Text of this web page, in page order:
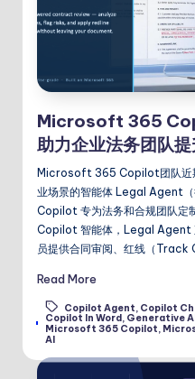
Microsoft 365
助力企业法务团队
Microsoft 365 Copilot团队近
业场景的智能体 Legal Agent
Copilot 专为法务和合规团队定
Copilot 智能体，Legal Agent
员提供合同审阅、红线（Track
Read More
Tags:
Copilot Agent Copilot
Copilot In Word , Generative AI
Microsoft 365 Copilot,
AI